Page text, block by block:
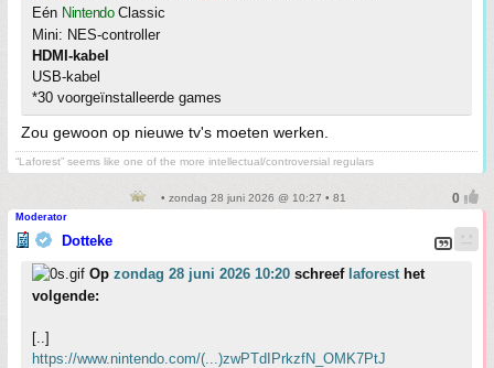
Eén NintendoClassic
Mini: NES-controller
HDMI-kabel
USB-kabel
*30 voorgeïnstalleerde games
Zou gewoon op nieuwe tv's moeten werken.
“Laforest” seems like one of the more intellectual/controversial regulars
• zondag 28 juni 2026 @ 10:27 • 81
Moderator
Dotteke
Op zondag 28 juni 2026 10:20 schreef laforesthet
volgende:
[..]
https://www.nintendo.com/(...)zwPTdIPrkzfN_OMK7PtJ